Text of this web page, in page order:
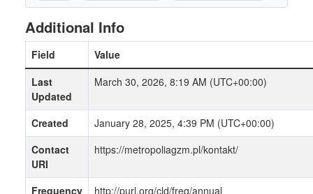
Additional Info
Field
Value
Last
Updated
March 30, 2026, 8:19 AM (UTC+00:00)
Created
January 28, 2025, 4:39 PM (UTC+00:00)
Contact
URI
https://metropoliagzm.pl/kontakt/
Frequency
http://purl.org/cld/freq/annual